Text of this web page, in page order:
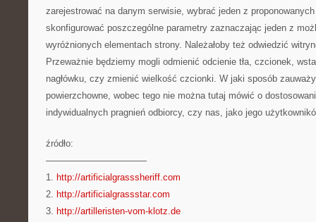
zarejestrować na danym serwisie, wybrać jeden z
skonfigurować poszczególne parametry zaznaczając jeden z
wyróżnionych elementach strony. Należałoby też odwiedzić
Przeważnie będziemy mogli odmienić odcienie tła, czcionek,
nagłówku, czy zmienić wielkość czcionki. W jaki sposób
powierzchowne, wobec tego nie można tutaj mówić o
indywidualnych pragnień odbiorcy, czy nas, jako jego
źródło:
———————————
1. http://artificialgrasssheriff.com
2. http://artificialgrassstar.com
3. http://artilleristen-vom-klotz.de